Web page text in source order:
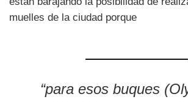
muelles de la ciudad porque
“para esos buques